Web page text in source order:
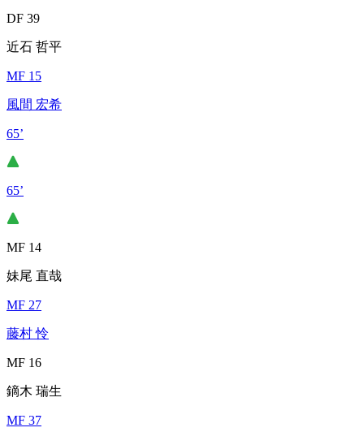
DF 39
近石 哲平
MF 15
風間 宏希
65’
65’
MF 14
妹尾 直哉
MF 27
藤村 怜
MF 16
鏑木 瑞生
MF 37